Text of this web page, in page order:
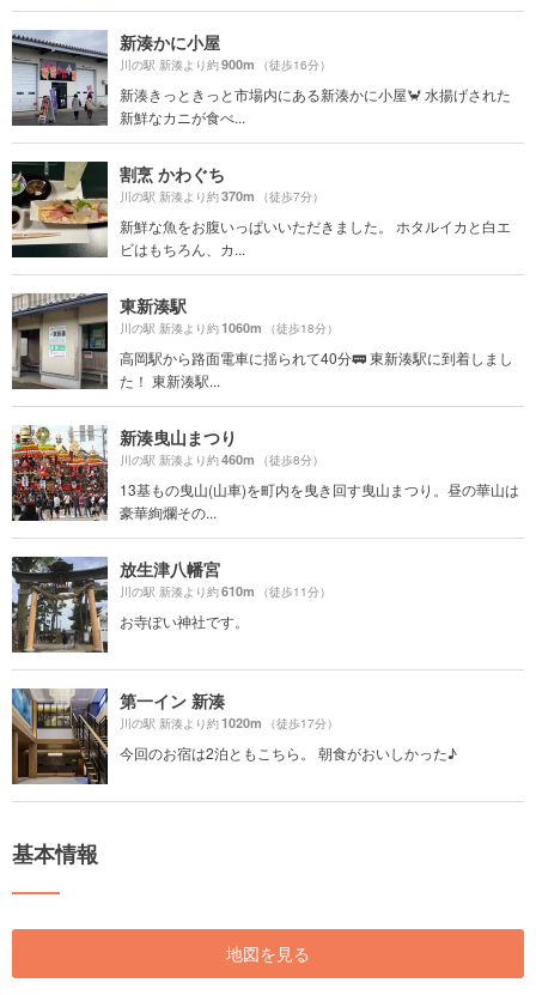
新湊かに小屋
川の駅 新湊より約900m （徒歩16分）
新湊きっときっと市場内にある新湊かに小屋🦀 水揚げされた
新鮮なカニが食べ...
割烹 かわぐち
川の駅 新湊より約370m （徒歩7分）
新鮮な魚をお腹いっぱいいただきました。 ホタルイカと白エ
ビはもちろん、カ...
東新湊駅
川の駅 新湊より約1060m （徒歩18分）
高岡駅から路面電車に揺られて40分🚃 東新湊駅に到着しまし
た！ 東新湊駅...
新湊曳山まつり
川の駅 新湊より約460m （徒歩8分）
13基もの曳山(山車)を町内を曳き回す曳山まつり。昼の華山は
豪華絢爛その...
放生津八幡宮
川の駅 新湊より約610m （徒歩11分）
お寺ぽい神社です。
第一イン 新湊
川の駅 新湊より約1020m （徒歩17分）
今回のお宿は2泊ともこちら。 朝食がおいしかった♪
基本情報
地図を見る